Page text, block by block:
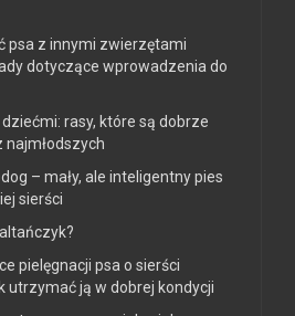
psa z innymi zwierzętami
dotyczące wprowadzenia do
rasy, które są dobrze
– mały, ale inteligentny pies
sierści
pielęgnacji psa o sierści
utrzymać ją w dobrej kondycji